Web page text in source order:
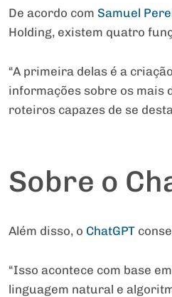
De acordo com Samuel
Holding, existem quatro
“A primeira delas é a
informações sobre os mais
roteiros capazes de se
Sobre o
Além disso, o ChatGPT
“Isso acontece com base
linguagem natural e